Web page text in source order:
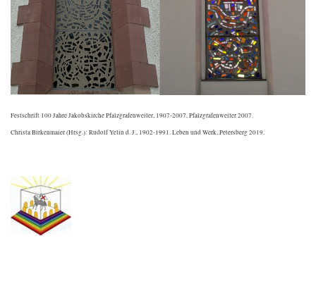
Festschrift 100 Jahre Jakobskirche Pfalzgrafenweiler, 1907-2007, Pfalzgrafenweiler 2007.
Christa Birkenmaier (Hrsg.): Rudolf Yelin d. J., 1902-1991. Leben und Werk, Petersberg 2019.